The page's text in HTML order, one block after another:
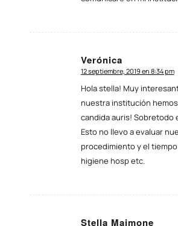
Verónica
Dice:
12 septiembre, 2019 en 8:34 pm
Hola stella! Muy
nuestra institución
candida auris! Sobretodo
Esto no llevo a evaluar
procedimiento y el
higiene hosp etc.
Stella Maimone